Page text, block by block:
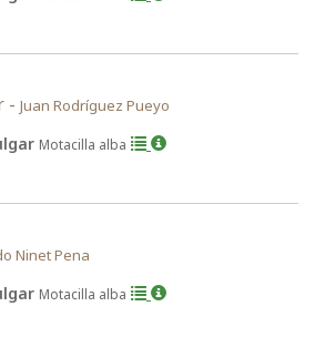
- Juan Rodríguez Pueyo
Motacilla alba
Ninet Pena
Motacilla alba